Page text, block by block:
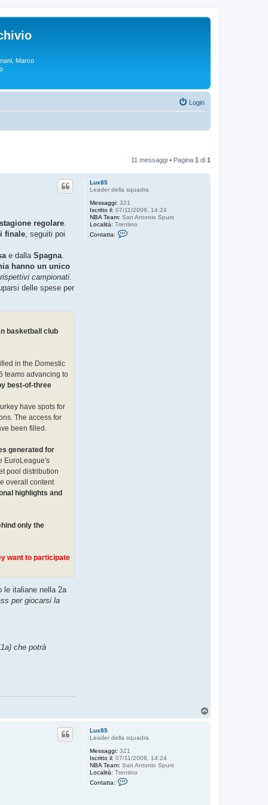
Marco
Login
11 messaggi • Pagina 1 di 1
Lux85
Leader della squadra
Messaggi: 321
Iscritto il: 07/11/2008, 14:24
NBA Team: San Antonio Spurs
Località: Trentino
Contatta:
regolare
finale , seguiti poi
e dalla Spagna
hanno un unico
campionati
delle spese per
basketball club
in the Domestic
teams advancing to
best-of-three
have spots for
The access for
been filled.
generated for
EuroLeague's
pool distribution
overall content
highlights and
only the
want to participate
le italiane nella 2a
per giocarsi la
che potrà
Lux85
Leader della squadra
Messaggi: 321
Iscritto il: 07/11/2008, 14:24
NBA Team: San Antonio Spurs
Località: Trentino
Contatta: